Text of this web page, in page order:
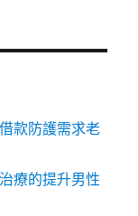
款防護需求老
療的提升男性